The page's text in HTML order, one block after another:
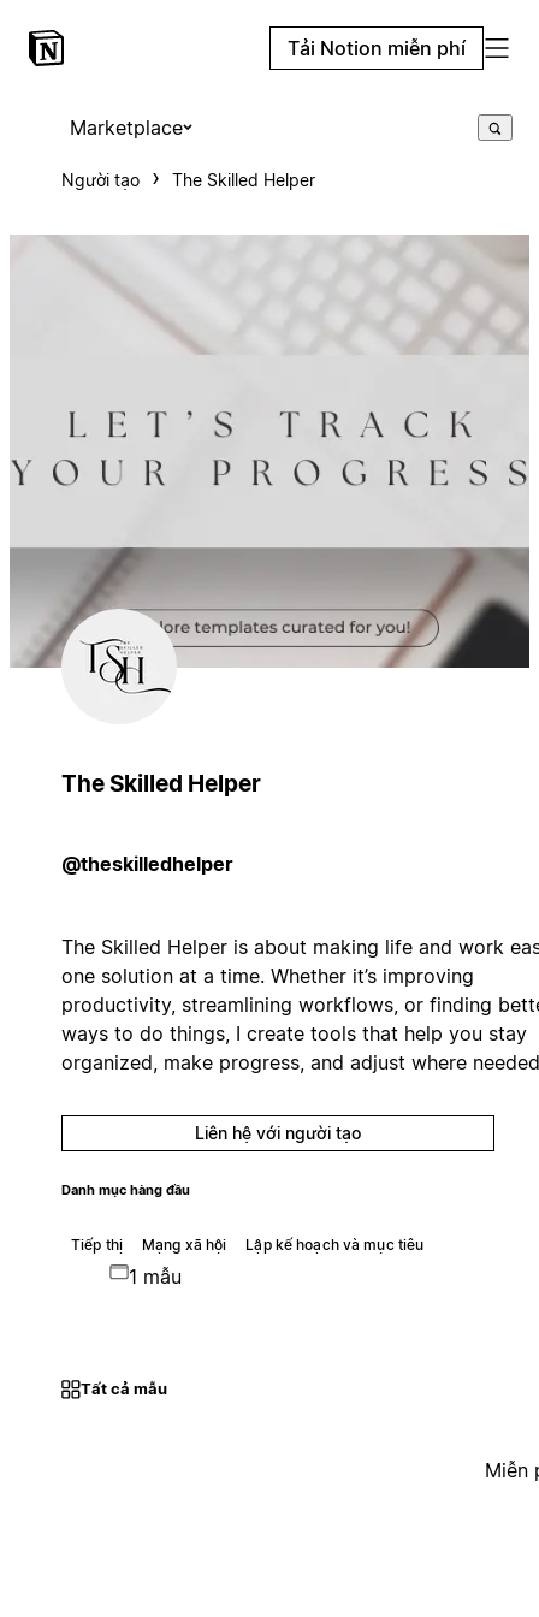
Tải Notion miễn phí
Marketplace
Người tạo The Skilled Helper
The Skilled Helper
@theskilledhelper
The Skilled Helper is about making life and work
one solution at a time. Whether it’s improving
productivity, streamlining workflows, or finding
ways to do things, I create tools that help you stay
organized, make progress, and adjust where
Liên hệ với người tạo
Danh mục hàng đầu
Tiếp thị Mạng xã hội Lập kế hoạch và mục tiêu
1 mẫu
Tất cả mẫu
Miễn